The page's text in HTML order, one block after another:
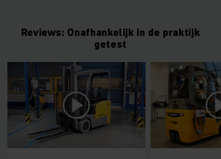
Reviews: Onafhankelijk in de praktijk
getest